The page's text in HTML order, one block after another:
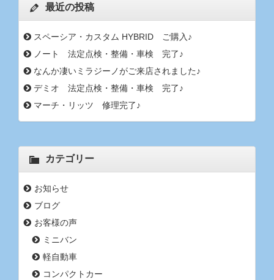
最近の投稿
スペーシア・カスタム HYBRID ご購入♪
ノート 法定点検・整備・車検 完了♪
なんか凄いミラジーノがご来店されました♪
デミオ 法定点検・整備・車検 完了♪
マーチ・リッツ 修理完了♪
カテゴリー
お知らせ
ブログ
お客様の声
ミニバン
軽自動車
コンパクトカー